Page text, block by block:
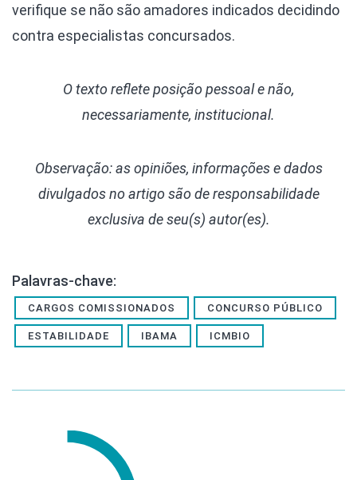
verifique se não são amadores indicados decidindo
contra especialistas concursados.
O texto reflete posição pessoal e não,
necessariamente, institucional.
Observação: as opiniões, informações e dados
divulgados no artigo são de responsabilidade
exclusiva de seu(s) autor(es).
Palavras-chave:
CARGOS COMISSIONADOS CONCURSO PÚBLICO
ESTABILIDADE IBAMA ICMBIO